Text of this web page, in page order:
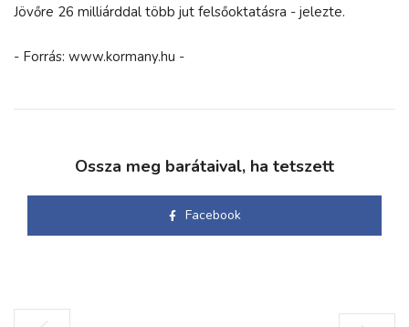
Jövőre 26 milliárddal több jut felsőoktatásra - jelezte.
- Forrás: www.kormany.hu -
Ossza meg barátaival, ha tetszett
Facebook